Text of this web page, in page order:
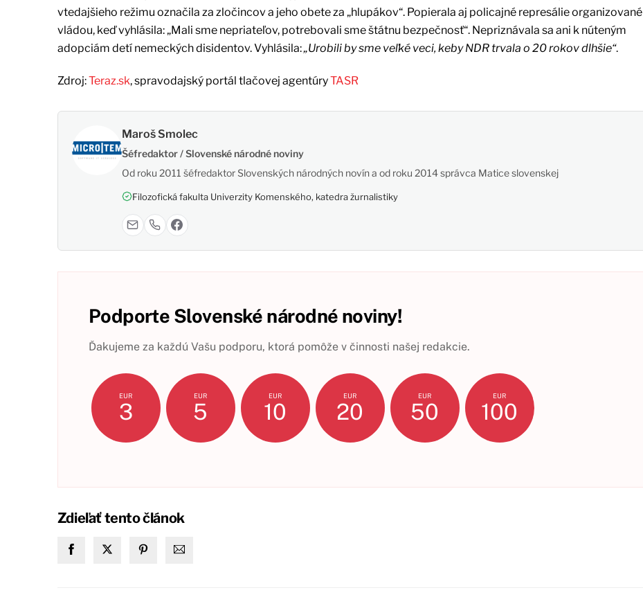
vtedajšieho režimu označila za zločincov a jeho obete za „hlupákov“. Popierala aj policajné represálie organizované
vládou, keď vyhlásila: „Mali sme nepriateľov, potrebovali sme štátnu bezpečnosť“. Nepriznávala sa ani k núteným
adopciám detí nemeckých disidentov. Vyhlásila:„Urobili by sme veľké veci, keby NDR trvala o 20 rokov dlhšie“.
Zdroj:Teraz.sk, spravodajský portál tlačovej agentúryTASR
Maroš Smolec
Šéfredaktor / Slovenské národné noviny
Od roku 2011 šéfredaktor Slovenských národných novín a od roku 2014 správca Matice slovenskej
Filozofická fakulta Univerzity Komenského, katedra žurnalistiky
Podporte Slovenské národné noviny!
Ďakujeme za každú Vašu podporu, ktorá pomôže v činnosti našej redakcie.
EUR
3
EUR
5
EUR
10
EUR
20
EUR
50
EUR
100
Zdieľať tento článok